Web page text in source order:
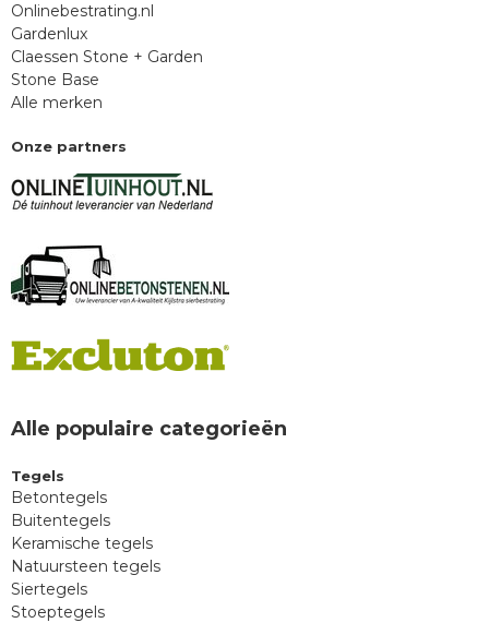
Onlinebestrating.nl
Gardenlux
Claessen Stone + Garden
Stone Base
Alle merken
Onze partners
Alle populaire categorieën
Tegels
Betontegels
Buitentegels
Keramische tegels
Natuursteen tegels
Siertegels
Stoeptegels